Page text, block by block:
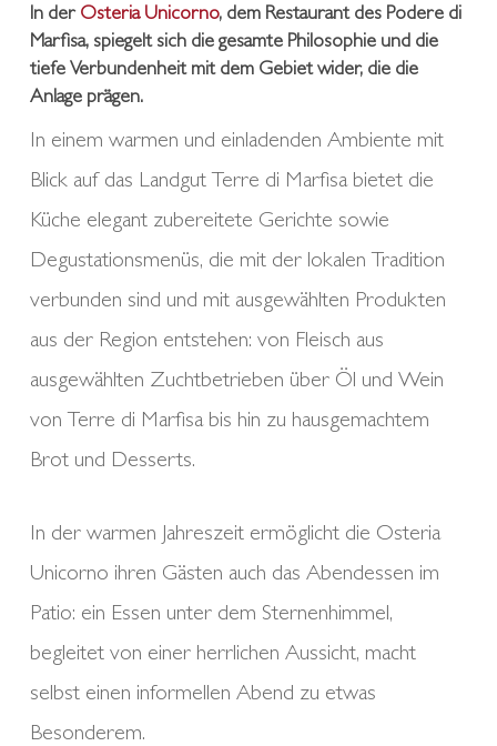
In der Osteria Unicorno, dem Restaurant des Podere di
Marfisa, spiegelt sich die gesamte Philosophie und die
tiefe Verbundenheit mit dem Gebiet wider, die die
Anlage prägen.
In einem warmen und einladenden Ambiente mit
Blick auf das Landgut Terre di Marfisa bietet die
Küche elegant zubereitete Gerichte sowie
Degustationsmenüs, die mit der lokalen Tradition
verbunden sind und mit ausgewählten Produkten
aus der Region entstehen: von Fleisch aus
ausgewählten Zuchtbetrieben über Öl und Wein
von Terre di Marfisa bis hin zu hausgemachtem
Brot und Desserts.
In der warmen Jahreszeit ermöglicht die Osteria
Unicorno ihren Gästen auch das Abendessen im
Patio: ein Essen unter dem Sternenhimmel,
begleitet von einer herrlichen Aussicht, macht
selbst einen informellen Abend zu etwas
Besonderem.